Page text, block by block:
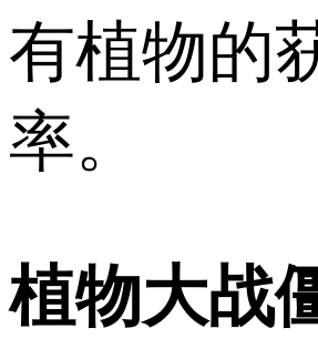
有植物的
率。
植物大战